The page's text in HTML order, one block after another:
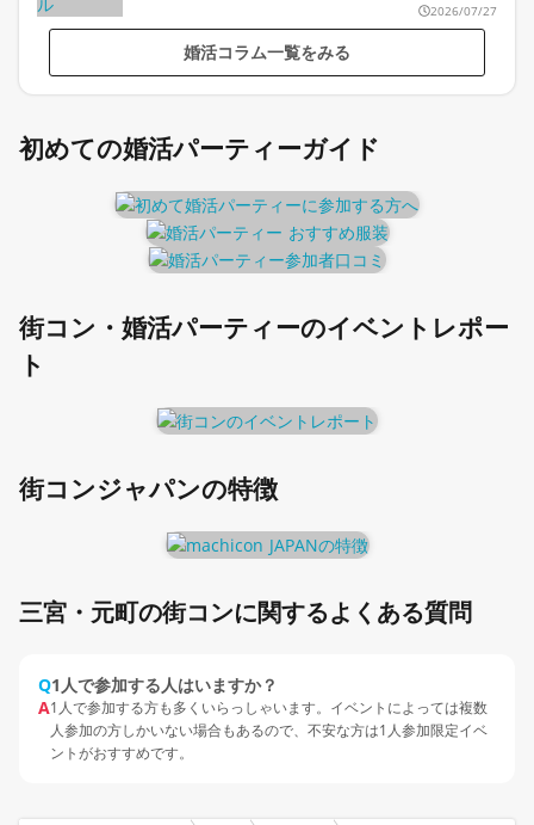
2026/07/27
婚活コラム一覧をみる
初めての婚活パーティーガイド
街コン・婚活パーティーのイベントレポー
ト
街コンジャパンの特徴
三宮・元町の街コンに関するよくある質問
Q1人で参加する人はいますか？
A1人で参加する方も多くいらっしゃいます。イベントによっては複数
人参加の方しかいない場合もあるので、不安な方は1人参加限定イベ
ントがおすすめです。